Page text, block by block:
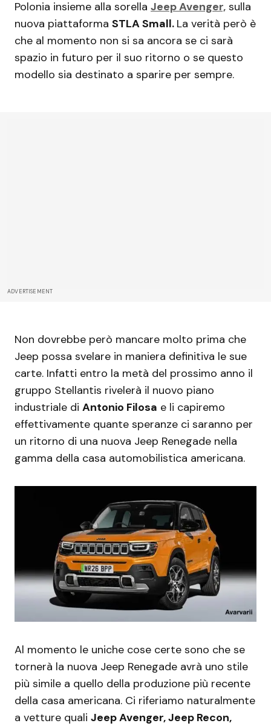
Polonia insieme alla sorella Jeep Avenger, sulla
nuova piattaforma STLA Small. La verità però è
che al momento non si sa ancora se ci sarà
spazio in futuro per il suo ritorno o se questo
modello sia destinato a sparire per sempre.
ADVERTISEMENT
Non dovrebbe però mancare molto prima che
Jeep possa svelare in maniera definitiva le sue
carte. Infatti entro la metà del prossimo anno il
gruppo Stellantis rivelerà il nuovo piano
industriale di Antonio Filosa e li capiremo
effettivamente quante speranze ci saranno per
un ritorno di una nuova Jeep Renegade nella
gamma della casa automobilistica americana.
Al momento le uniche cose certe sono che se
tornerà la nuova Jeep Renegade avrà uno stile
più simile a quello della produzione più recente
della casa americana. Ci riferiamo naturalmente
a vetture quali Jeep Avenger, Jeep Recon,